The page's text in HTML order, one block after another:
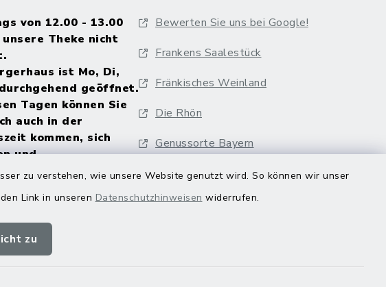
zu verstehen, wie unsere Website genutzt wird. So können wir unser
Link in unseren Datenschutzhinweisen widerrufen.
zu
von 12.00 - 13.00
Theke nicht
ist Mo, Di,
geöffnet.
Tagen können Sie
auch in der
kommen, sich
und
Bewerten Sie uns bei Google!
Frankens Saalestück
Fränkisches Weinland
Die Rhön
Genussorte Bayern
Veranstaltungskalender